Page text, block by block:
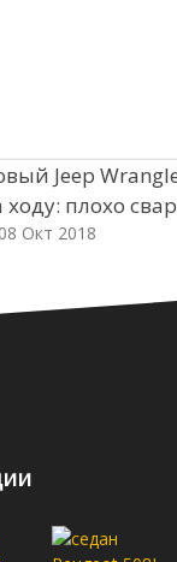
Jeep
ходу: плохо
Окт 2018